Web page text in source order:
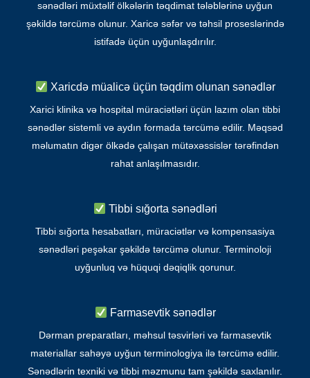
sənədləri müxtəlif ölkələrin təqdimat tələblərinə uyğun
şəkildə tərcümə olunur. Xaricə səfər və təhsil proseslərində
istifadə üçün uyğunlaşdırılır.
Xaricdə müalicə üçün təqdim olunan sənədlər
Xarici klinika və hospital müraciətləri üçün lazım olan tibbi
sənədlər sistemli və aydın formada tərcümə edilir. Məqsəd
məlumatın digər ölkədə çalışan mütəxəssislər tərəfindən
rahat anlaşılmasıdır.
Tibbi sığorta sənədləri
Tibbi sığorta hesabatları, müraciətlər və kompensasiya
sənədləri peşəkar şəkildə tərcümə olunur. Terminoloji
uyğunluq və hüquqi dəqiqlik qorunur.
Farmasevtik sənədlər
Dərman preparatları, məhsul təsvirləri və farmasevtik
materiallar sahəyə uyğun terminologiya ilə tərcümə edilir.
Sənədlərin texniki və tibbi məzmunu tam şəkildə saxlanılır.